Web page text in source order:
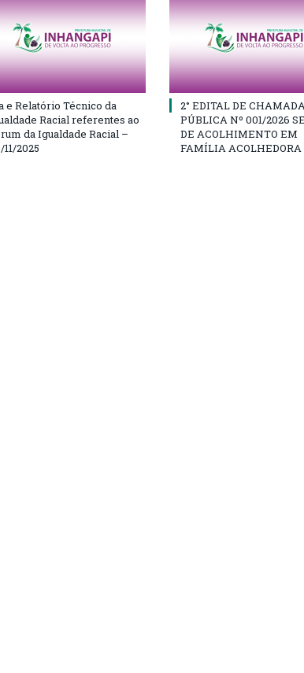
e Relatório Técnico da
Racial referentes ao
da Igualdade Racial –
2025
2° EDITAL DE
PÚBLICA Nº 001/2026
DE ACOLHIMENTO EM
FAMÍLIA ACOLHEDORA